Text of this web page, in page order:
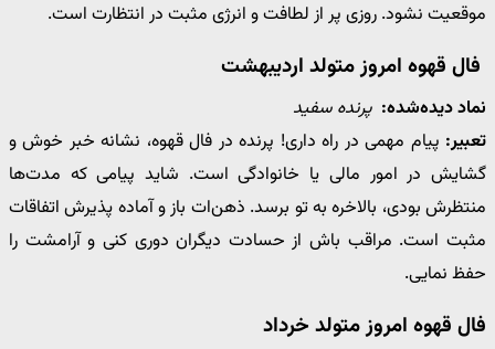
موقعیت نشود. روزی پر از لطافت و انرژی مثبت در انتظارت است.
فال قهوه امروز متولد اردیبهشت
نماد دیده‌شده: پرنده سفید
تعبیر: پیام مهمی در راه داری! پرنده در فال قهوه، نشانه خبر خوش و
گشایش در امور مالی یا خانوادگی است. شاید پیامی که مدت‌ها
منتظرش بودی، بالاخره به تو برسد. ذهن‌ات باز و آماده پذیرش اتفاقات
مثبت است. مراقب باش از حسادت دیگران دوری کنی و آرامشت را
حفظ نمایی.
فال قهوه امروز متولد خرداد